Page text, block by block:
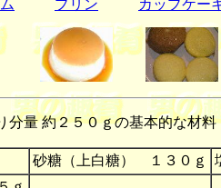
プリン カップケー
分量 約２５０ｇの基本的な材料
砂糖（上白糖） １３０ｇ